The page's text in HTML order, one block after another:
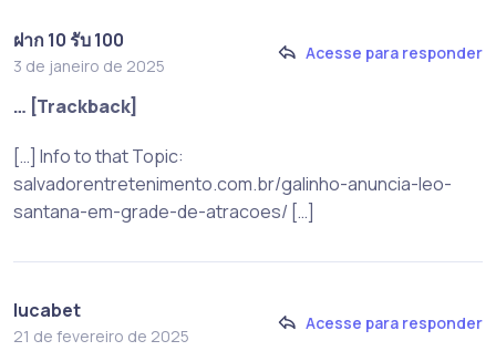
ฝาก 10 รับ 100
3 de janeiro de 2025
Acesse para responder
… [Trackback]
[…] Info to that Topic:
salvadorentretenimento.com.br/galinho-anuncia-leo-
santana-em-grade-de-atracoes/ […]
lucabet
21 de fevereiro de 2025
Acesse para responder